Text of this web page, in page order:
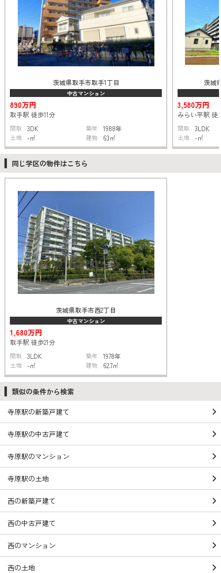
茨城県取手市取手1丁目
中古マンション
890万円
取手駅 徒歩11分
間取 3DK 築年 1988年
土地 -㎡ 建物 63㎡
茨城
3,580万円
みらい平駅 徒
間取 3LDK
土地 -㎡
同じ学区の物件はこちら
茨城県取手市西2丁目
中古マンション
1,680万円
取手駅 徒歩21分
間取 3LDK 築年 1978年
土地 -㎡ 建物 62.7㎡
類似の条件から検索
寺原駅の新築戸建て
寺原駅の中古戸建て
寺原駅のマンション
寺原駅の土地
西の新築戸建て
西の中古戸建て
西のマンション
西の土地